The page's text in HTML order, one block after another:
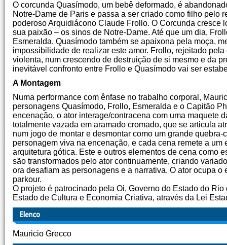
O corcunda Quasímodo, um bebê deformado, é
Notre-Dame de Paris e passa a ser criado como filho pelo
poderoso Arquidiácono Claude Frollo. O Corcunda cresce
sua paixão – os sinos de Notre-Dame. Até que um dia,
Esmeralda. Quasímodo também se apaixona pela moça,
impossibilidade de realizar este amor. Frollo, rejeitado
violenta, num crescendo de destruição de si mesmo e da
inevitável confronto entre Frollo e Quasímodo vai ser
A Montagem
Numa performance com ênfase no trabalho corporal,
personagens Quasímodo, Frollo, Esmeralda e o Capitão
encenação, o ator interage/contracena com uma maquete
totalmente vazada em aramado cromado, que se articula
num jogo de montar e desmontar como um grande quebra-
personagem viva na encenação, e cada cena remete a um
arquitetura gótica. Este e outros elementos de cena como
são transformados pelo ator continuamente, criando
ora desafiam as personagens e a narrativa. O ator ocupa o
parkour.
O projeto é patrocinado pela Oi, Governo do Estado do
Estado de Cultura e Economia Criativa, através da Lei
Mauricio Grecco